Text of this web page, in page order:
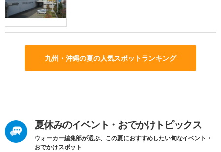
九州・沖縄の夏の人気スポットランキング
夏休みのイベント・おでかけトピックス
ウォーカー編集部が選ぶ、この夏におすすめしたい旬なイベント・
おでかけスポット